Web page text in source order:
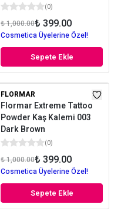
(0)
₺ 1,000.00₺ 399.00
Cosmetica Üyelerine Özel!
Sepete Ekle
FLORMAR
Flormar Extreme Tattoo
Powder Kaş Kalemi 003
Dark Brown
(0)
₺ 1,000.00₺ 399.00
Cosmetica Üyelerine Özel!
Sepete Ekle